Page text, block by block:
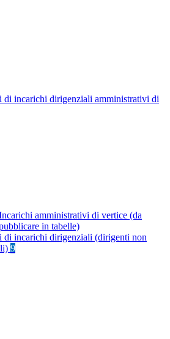
di incarichi dirigenziali amministrativi di
amministrativi di vertice (da
in tabelle)
di incarichi dirigenziali (dirigenti non
9